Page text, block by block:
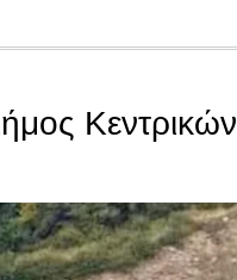
Κεντρικών